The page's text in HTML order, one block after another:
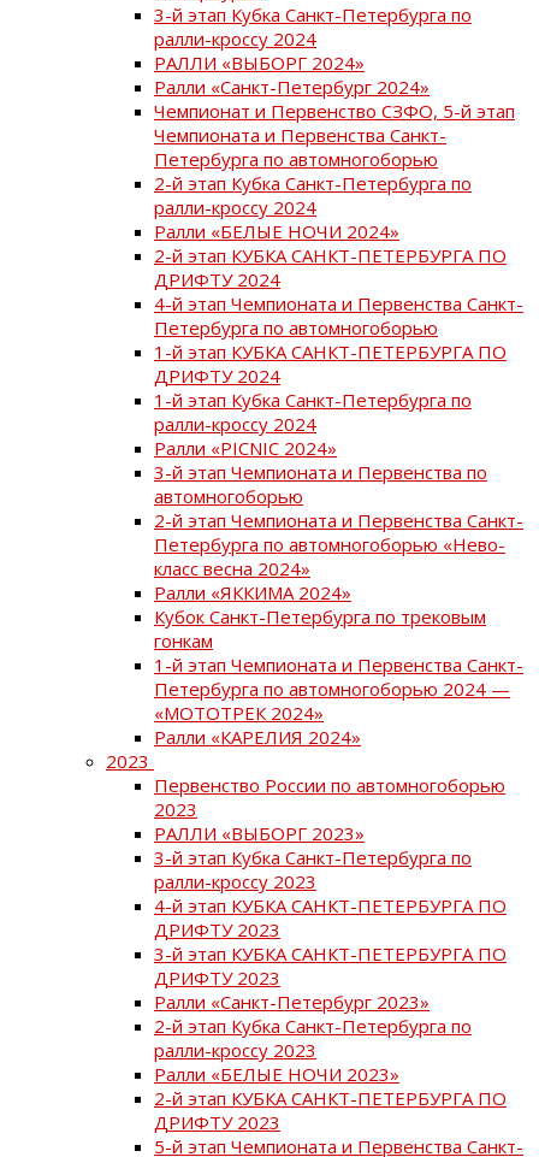
3-й этап Кубка Санкт-Петербурга по
ралли-кроссу 2024
РАЛЛИ «ВЫБОРГ 2024»
Ралли «Санкт-Петербург 2024»
Чемпионат и Первенство СЗФО, 5-й этап
Чемпионата и Первенства Санкт-
Петербурга по автомногоборью
2-й этап Кубка Санкт-Петербурга по
ралли-кроссу 2024
Ралли «БЕЛЫЕ НОЧИ 2024»
2-й этап КУБКА САНКТ-ПЕТЕРБУРГА ПО
ДРИФТУ 2024
4-й этап Чемпионата и Первенства Санкт-
Петербурга по автомногоборью
1-й этап КУБКА САНКТ-ПЕТЕРБУРГА ПО
ДРИФТУ 2024
1-й этап Кубка Санкт-Петербурга по
ралли-кроссу 2024
Ралли «PICNIC 2024»
3-й этап Чемпионата и Первенства по
автомногоборью
2-й этап Чемпионата и Первенства Санкт-
Петербурга по автомногоборью «Нево-
класс весна 2024»
Ралли «ЯККИМА 2024»
Кубок Санкт-Петербурга по трековым
гонкам
1-й этап Чемпионата и Первенства Санкт-
Петербурга по автомногоборью 2024 —
«МОТОТРЕК 2024»
Ралли «КАРЕЛИЯ 2024»
2023
Первенство России по автомногоборью
2023
РАЛЛИ «ВЫБОРГ 2023»
3-й этап Кубка Санкт-Петербурга по
ралли-кроссу 2023
4-й этап КУБКА САНКТ-ПЕТЕРБУРГА ПО
ДРИФТУ 2023
3-й этап КУБКА САНКТ-ПЕТЕРБУРГА ПО
ДРИФТУ 2023
Ралли «Санкт-Петербург 2023»
2-й этап Кубка Санкт-Петербурга по
ралли-кроссу 2023
Ралли «БЕЛЫЕ НОЧИ 2023»
2-й этап КУБКА САНКТ-ПЕТЕРБУРГА ПО
ДРИФТУ 2023
5-й этап Чемпионата и Первенства Санкт-